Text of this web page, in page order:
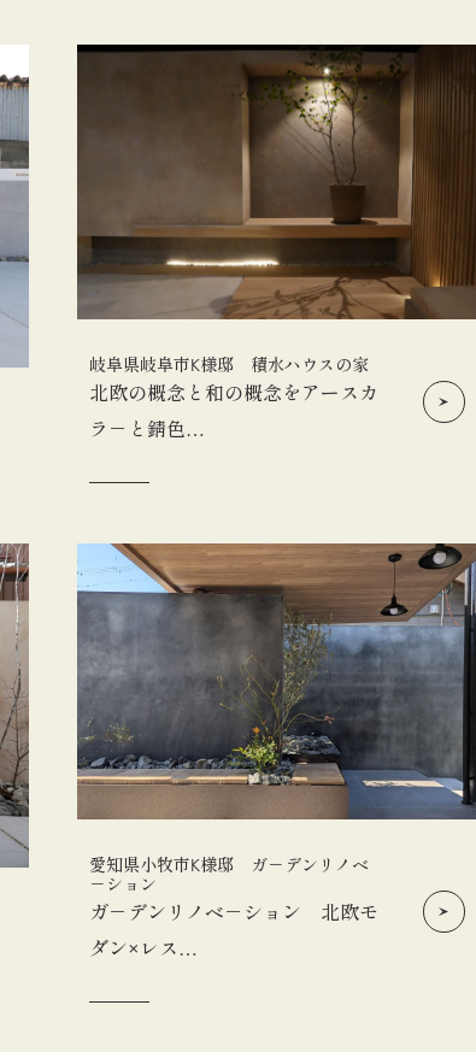
岐阜県岐阜市K様邸 積水ハウスの家
北欧の概念と和の概念をアースカ
ラ－と錆色…
愛知県小牧市K様邸 ガ－デンリノベ
－ション
ガ－デンリノベ－ション 北欧モ
ダン×レス…